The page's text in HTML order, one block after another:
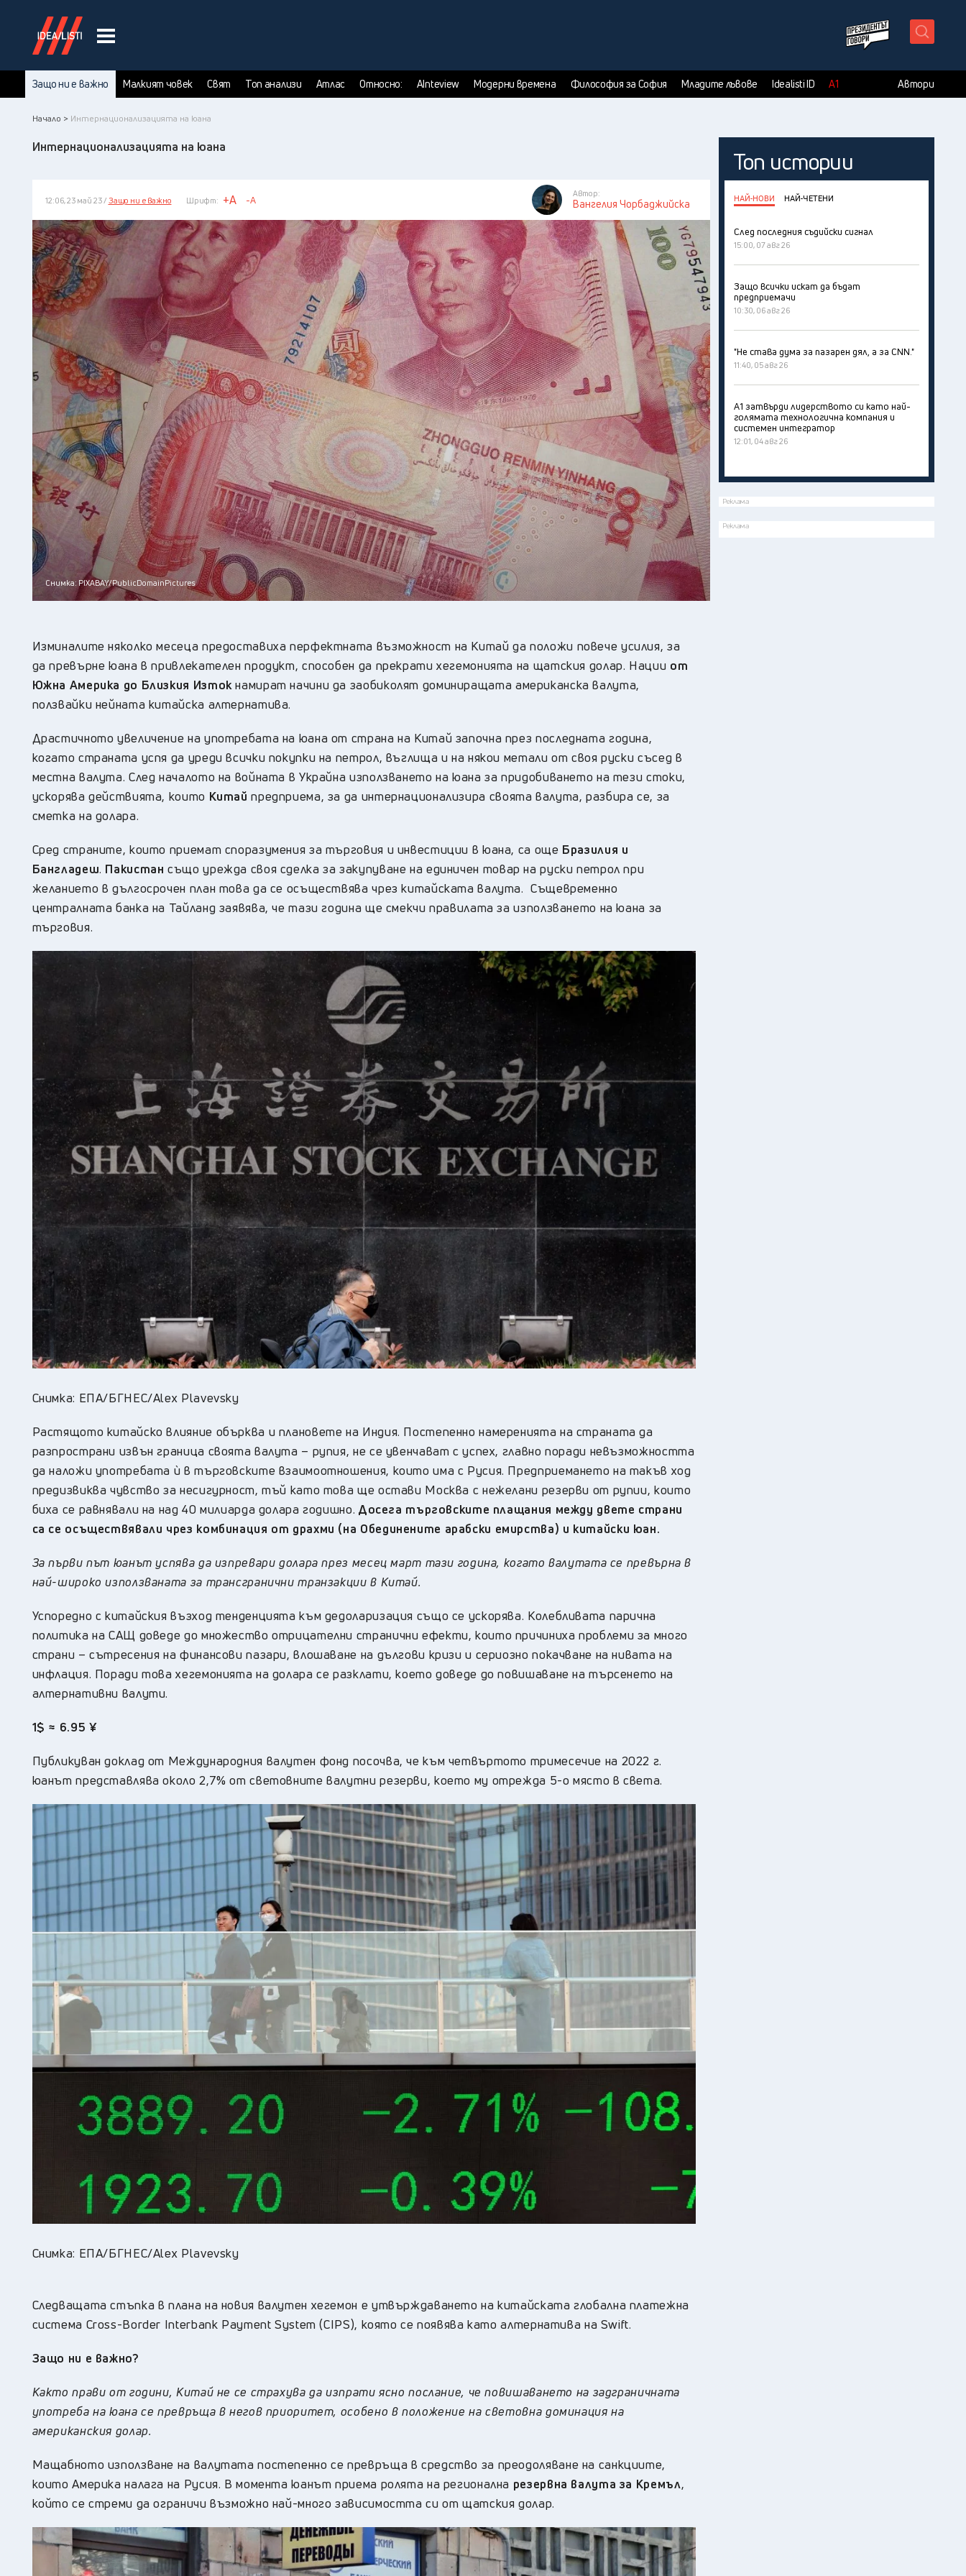
Защо ни е важно Малкият човек Свят Топ анализи Атлас Относно: AInteview Модерни времена Философия за София Младите лъвове Idealisti ID А1 Автори
Начало > Интернационализацията на юана
Интернационализацията на юана
12:06, 23 май 23 / Защо ни е важно Шрифт: +A -A
Автор:
Вангелия Чорбаджийска
Снимка: PIXABAY/PublicDomainPictures
Изминалите няколко месеца предоставиха перфектната възможност на Китай да положи повече усилия, за
да превърне юана в привлекателен продукт, способен да прекрати хегемонията на щатския долар. Нации от
Южна Америка до Близкия Изтокнамират начини да заобиколят доминиращата американска валута,
ползвайки нейната китайска алтернатива.
Драстичното увеличение на употребата на юана от страна на Китай започна през последната година,
когато страната успя да уреди всички покупки на петрол, въглища и на някои метали от своя руски съсед в
местна валута. След началото на войната в Украйна използването на юана за придобиването на тези стоки,
ускорява действията, които Китай предприема, за да интернационализира своята валута, разбира се, за
сметка на долара.
Сред страните, които приемат споразумения за търговия и инвестиции в юана, са още Бразилия и
Бангладеш. Пакистан също урежда своя сделка за закупуване на единичен товар на руски петрол при
желанието в дългосрочен план това да се осъществява чрез китайската валута. Същевременно
централната банка на Тайланд заявява, че тази година ще смекчи правилата за използването на юана за
търговия.
Снимка: ЕПА/БГНЕС/Alex Plavevsky
Растящото китайско влияние обърква и плановете на Индия. Постепенно намеренията на страната да
разпространи извън граница своята валута – рупия, не се увенчават с успех, главно поради невъзможността
да наложи употребата ѝ в търговските взаимоотношения, които има с Русия. Предприемането на такъв ход
предизвиква чувство за несигурност, тъй като това ще остави Москва с нежелани резерви от рупии, които
биха се равнявали на над 40 милиарда долара годишно. Досега търговските плащания между двете страни
са се осъществявали чрез комбинация от драхми (на Обединените арабски емирства) и китайски юан.
За първи път юанът успява да изпревари долара през месец март тази година, когато валутата се превърна в
най-широко използваната за трансгранични транзакции в Китай.
Успоредно с китайския възход тенденцията към дедоларизация също се ускорява. Колебливата парична
политика на САЩ доведе до множество отрицателни странични ефекти, които причиниха проблеми за много
страни – сътресения на финансови пазари, влошаване на дългови кризи и сериозно покачване на нивата на
инфлация. Поради това хегемонията на долара се разклати, което доведе до повишаване на търсенето на
алтернативни валути.
1$ ≈ 6.95 ¥
Публикуван доклад от Международния валутен фонд посочва, че към четвъртото тримесечие на 2022 г.
юанът представлява около 2,7% от световните валутни резерви, което му отрежда 5-о място в света.
Снимка: ЕПА/БГНЕС/Alex Plavevsky
Следващата стъпка в плана на новия валутен хегемон е утвърждаването на китайската глобална платежна
система Cross-Border Interbank Payment System (CIPS), която се появява като алтернатива на Swift.
Защо ни е важно?
Както прави от години, Китай не се страхува да изпрати ясно послание, че повишаването на задграничната
употреба на юана се превръща в негов приоритет, особено в положение на световна доминация на
американския долар.
Мащабното използване на валутата постепенно се превръща в средство за преодоляване на санкциите,
които Америка налага на Русия. В момента юанът приема ролята на регионална резервна валута за Кремъл,
който се стреми да ограничи възможно най-много зависимостта си от щатския долар.
Топ истории
НАЙ-НОВИ НАЙ-ЧЕТЕНИ
След последния съдийски сигнал
15:00, 07 авг 26
Защо всички искат да бъдат
предприемачи
10:30, 06 авг 26
"Не става дума за пазарен дял, а за CNN."
11:40, 05 авг 26
А1 затвърди лидерството си като най-
голямата технологична компания и
системен интегратор
12:01, 04 авг 26
Реклама
Реклама